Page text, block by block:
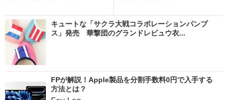
キュートな「サクラ大戦コラボレーションパンプ
ス」発売 華撃団のグランドレビュウ衣...
FPが解説！Apple製品を分割手数料0円で入手する
方法とは？